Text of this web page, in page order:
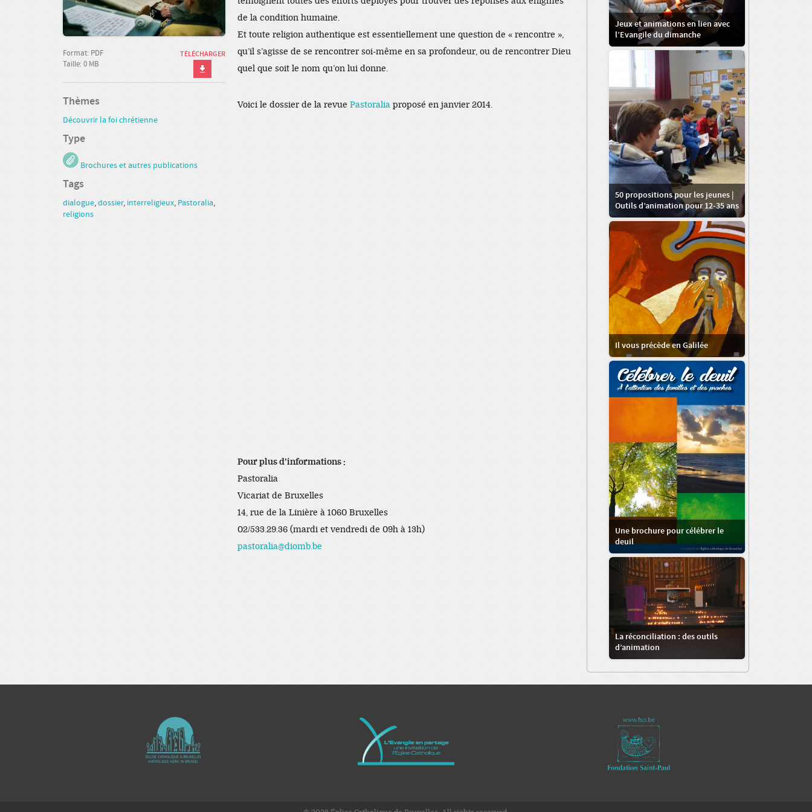
de la condition humaine.
Et toute religion authentique est essentiellement une question de « rencontre »,
qu’il s’agisse de se rencontrer soi-même en sa profondeur, ou de rencontrer Dieu
quel que soit le nom qu’on lui donne.
Voici le dossier de la revuePastoralia proposé en janvier 2014.
Pour plus d’informations :
Pastoralia
Vicariat de Bruxelles
14, rue de la Linière à 1060 Bruxelles
02/533.29.36 (mardi et vendredi de 09h à 13h)
pastoralia@diomb.be
TÉLÉCHARGER
Format: PDF
Taille: 0 MB
Thèmes
Découvrir la foi chrétienne
Type
Brochures et autres publications
Tags
dialogue,dossier, interreligieux, Pastoralia,
religions
Jeux et animations en lien avec
l’Evangile du dimanche
50 propositions pour les jeunes |
Outils d’animation pour 12-35 ans
Il vous précède en Galilée
Une brochure pour célébrer le
deuil
La réconciliation : des outils
d’animation